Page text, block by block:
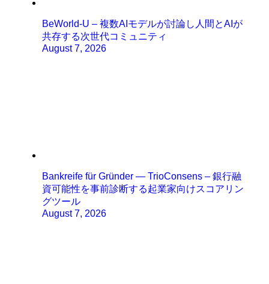
BeWorld-U – 複数AIモデルが討論し人間とAIが
共存する次世代コミュニティ
August 7, 2026
Bankreife für Gründer — TrioConsens – 銀行融
資可能性を事前診断する起業家向けスコアリン
グツール
August 7, 2026